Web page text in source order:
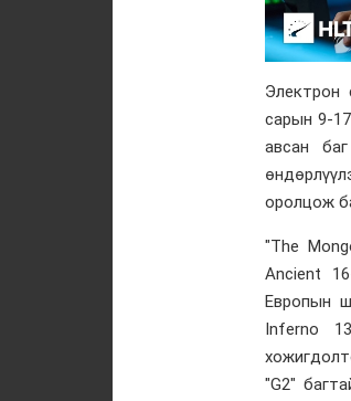
Электрон
сарын 9-
авсан
оролцож
"The
Ancient
Европын
Inferno
"G2"